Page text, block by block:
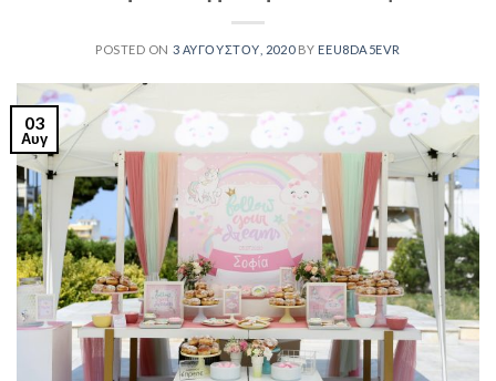
POSTED ON 3 ΑΥΓΟΎΣΤΟΥ, 2020 BY EEU8DA5EVR
03
Αυγ